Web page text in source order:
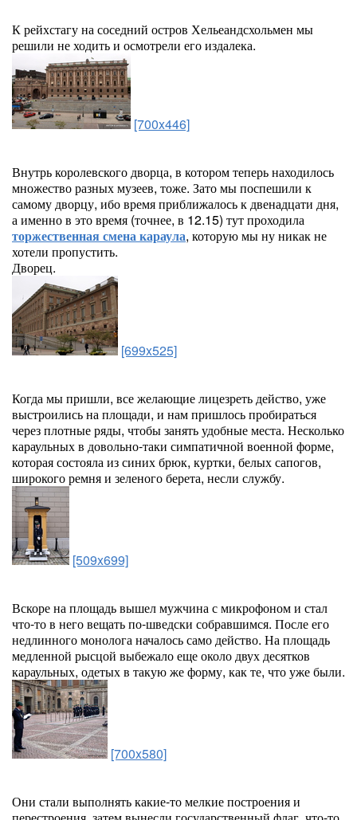
К рейхстагу на соседний остров Хельеандсхольмен мы
решили не ходить и осмотрели его издалека.
[700x446]
Внутрь королевского дворца, в котором теперь находилось
множество разных музеев, тоже. Зато мы поспешили к
самому дворцу, ибо время приближалось к двенадцати дня,
а именно в это время (точнее, в 12.15) тут проходила
торжественная смена караула, которую мы ну никак не
хотели пропустить.
Дворец.
[699x525]
Когда мы пришли, все желающие лицезреть действо, уже
выстроились на площади, и нам пришлось пробираться
через плотные ряды, чтобы занять удобные места. Несколько
караульных в довольно-таки симпатичной военной форме,
которая состояла из синих брюк, куртки, белых сапогов,
широкого ремня и зеленого берета, несли службу.
[509x699]
Вскоре на площадь вышел мужчина с микрофоном и стал
что-то в него вещать по-шведски собравшимся. После его
недлинного монолога началось само действо. На площадь
медленной рысцой выбежало еще около двух десятков
караульных, одетых в такую же форму, как те, что уже были.
[700x580]
Они стали выполнять какие-то мелкие построения и